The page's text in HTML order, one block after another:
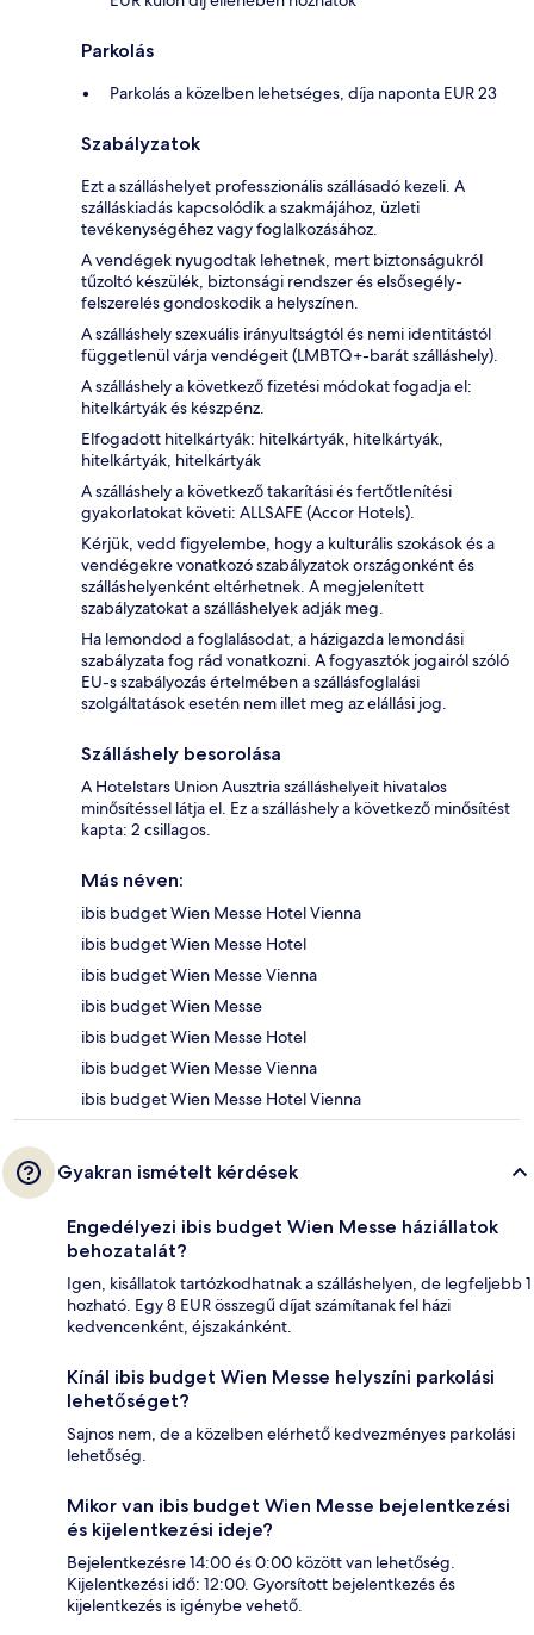
Parkolás
Parkolás a közelben lehetséges, díja naponta EUR 23
Szabályzatok
Ezt a szálláshelyet professzionális szállásadó kezeli. A
szálláskiadás kapcsolódik a szakmájához, üzleti
tevékenységéhez vagy foglalkozásához.
A vendégek nyugodtak lehetnek, mert biztonságukról
tűzoltó készülék, biztonsági rendszer és elsősegély-
felszerelés gondoskodik a helyszínen.
A szálláshely szexuális irányultságtól és nemi identitástól
függetlenül várja vendégeit (LMBTQ+-barát szálláshely).
A szálláshely a következő fizetési módokat fogadja el:
hitelkártyák és készpénz.
Elfogadott hitelkártyák: hitelkártyák, hitelkártyák,
hitelkártyák, hitelkártyák
A szálláshely a következő takarítási és fertőtlenítési
gyakorlatokat követi: ALLSAFE (Accor Hotels).
Kérjük, vedd figyelembe, hogy a kulturális szokások és a
vendégekre vonatkozó szabályzatok országonként és
szálláshelyenként eltérhetnek. A megjelenített
szabályzatokat a szálláshelyek adják meg.
Ha lemondod a foglalásodat, a házigazda lemondási
szabályzata fog rád vonatkozni. A fogyasztók jogairól szóló
EU-s szabályozás értelmében a szállásfoglalási
szolgáltatások esetén nem illet meg az elállási jog.
Szálláshely besorolása
A Hotelstars Union Ausztria szálláshelyeit hivatalos
minősítéssel látja el. Ez a szálláshely a következő minősítést
kapta: 2 csillagos.
Más néven:
ibis budget Wien Messe Hotel Vienna
ibis budget Wien Messe Hotel
ibis budget Wien Messe Vienna
ibis budget Wien Messe
ibis budget Wien Messe Hotel
ibis budget Wien Messe Vienna
ibis budget Wien Messe Hotel Vienna
Gyakran ismételt kérdések
Engedélyezi ibis budget Wien Messe háziállatok
behozatalát?
Igen, kisállatok tartózkodhatnak a szálláshelyen, de legfeljebb 1
hozható. Egy 8 EUR összegű díjat számítanak fel házi
kedvencenként, éjszakánként.
Kínál ibis budget Wien Messe helyszíni parkolási
lehetőséget?
Sajnos nem, de a közelben elérhető kedvezményes parkolási
lehetőség.
Mikor van ibis budget Wien Messe bejelentkezési
és kijelentkezési ideje?
Bejelentkezésre 14:00 és 0:00 között van lehetőség.
Kijelentkezési idő: 12:00. Gyorsított bejelentkezés és
kijelentkezés is igénybe vehető.